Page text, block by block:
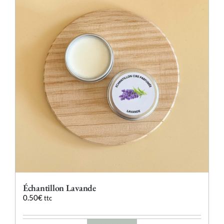
options
peuvent
être
choisies
sur
la
page
du
produit
Échantillon Lavande
0.50€ ttc